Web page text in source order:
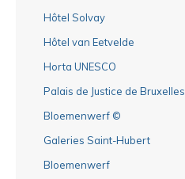
Hôtel Solvay
Hôtel van Eetvelde
Horta UNESCO
Palais de Justice de Bruxelles
Bloemenwerf ©
Galeries Saint-Hubert
Bloemenwerf